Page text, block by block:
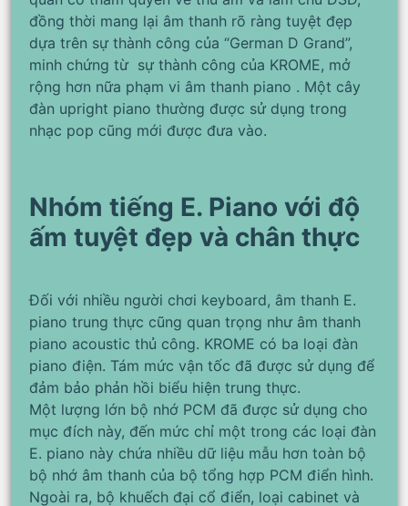
đồng thời mang lại âm thanh rõ ràng tuyệt đẹp
dựa trên sự thành công của “German D Grand”,
minh chứng từ sự thành công của KROME, mở
rộng hơn nữa phạm vi âm thanh piano . Một cây
đàn upright piano thường được sử dụng trong
nhạc pop cũng mới được đưa vào.
Nhóm tiếng E. Piano với độ
ấm tuyệt đẹp và chân thực
Đối với nhiều người chơi keyboard, âm thanh E.
piano trung thực cũng quan trọng như âm thanh
piano acoustic thủ công. KROME có ba loại đàn
piano điện. Tám mức vận tốc đã được sử dụng để
đảm bảo phản hồi biểu hiện trung thực.
Một lượng lớn bộ nhớ PCM đã được sử dụng cho
mục đích này, đến mức chỉ một trong các loại đàn
E. piano này chứa nhiều dữ liệu mẫu hơn toàn bộ
bộ nhớ âm thanh của bộ tổng hợp PCM điển hình.
Ngoài ra, bộ khuếch đại cổ điển, loại cabinet và